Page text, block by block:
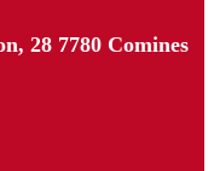
28 7780 Comines